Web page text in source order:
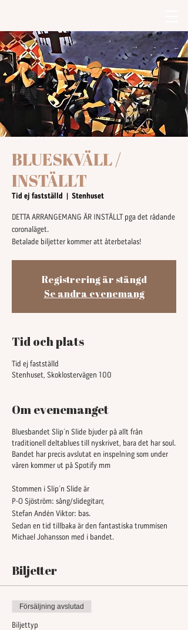
BLUESKVÄLL /
INSTÄLLT
Tid ej fastställd Stenhuset
DETTA ARRANGEMANG ÄR INSTÄLLT pga det rådande
coronaläget.
Betalade biljetter kommer att återbetalas!
Registrering är stängd
Se andra evenemang
Tid och plats
Tid ej fastställd
Stenhuset, Skoklostervägen 100
Om evenemanget
Bluesbandet Slip´n Slide bjuder på allt från
traditionell deltablues till nyskrivet, bara det har soul.
Bandet har precis avslutat en inspelning som under
våren kommer ut på Spotify mm
Stommen i Slip´n Slide är
P-O Sjöström: sång/slidegitarr,
Stefan Andén Viktor: bas.
Sedan en tid tillbaka är den fantastiska trummisen
Michael Johansson med i bandet.
Denna gång är det supergitarristen Edvin Öström
Biljetter
Försäljning avslutad
Biljettyp